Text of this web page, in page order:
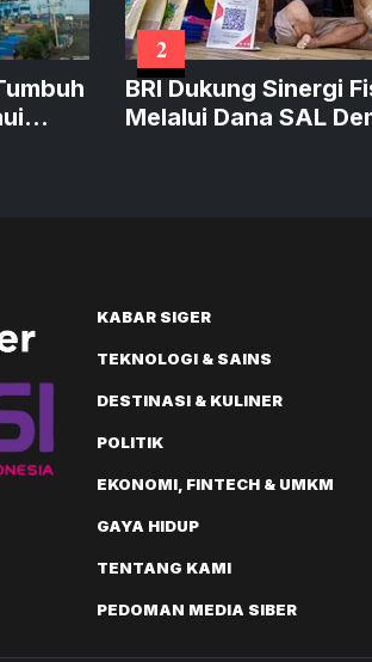
2
BRI Dukung Sinergi
Melalui Dana SAL
KABAR SIGER
TEKNOLOGI & SAINS
DESTINASI & KULINER
POLITIK
EKONOMI, FINTECH & UMKM
GAYA HIDUP
TENTANG KAMI
PEDOMAN MEDIA SIBER